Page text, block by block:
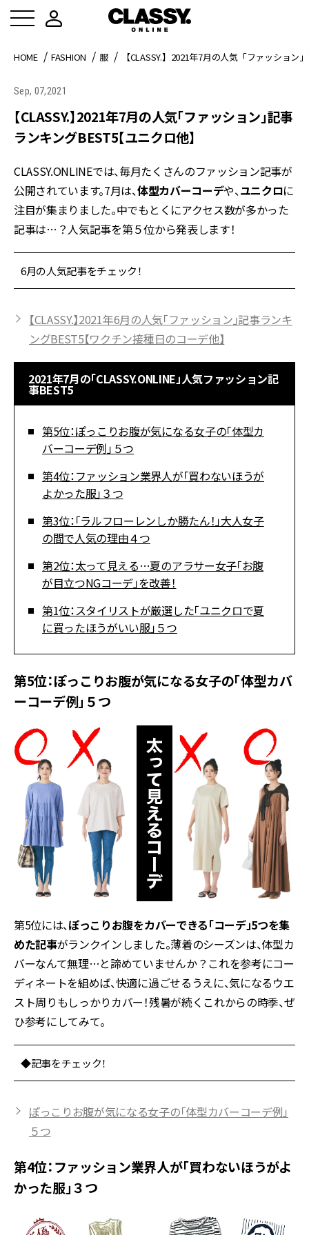
HOME FASHION 服 【CLASSY.】2021年7月の人気「ファッショ
Sep, 07,2021
【CLASSY.】2021年7月の人気「ファッション」記事
ランキングBEST5【ユニクロ他】
CLASSY.ONLINEでは、毎月たくさんのファッション記事が
公開されています。7月は、体型カバーコーデや、ユニクロに
注目が集まりました。中でもとくにアクセス数が多かった
記事は…？人気記事を第５位から発表します！
6月の人気記事をチェック！
【CLASSY.】2021年6月の人気「ファッション」記事ランキ
ングBEST5【ワクチン接種日のコーデ他】
2021年7月の「CLASSY.ONLINE」人気ファッション記
事BEST5
第5位：ぽっこりお腹が気になる女子の「体型カ
バーコーデ例」５つ
第4位：ファッション業界人が「買わないほうが
よかった服」３つ
第3位：「ラルフローレンしか勝たん！」大人女子
の間で人気の理由４つ
第2位：太って見える…夏のアラサー女子「お腹
が目立つNGコーデ」を改善！
第1位：スタイリストが厳選した「ユニクロで夏
に買ったほうがいい服」５つ
第5位：ぽっこりお腹が気になる女子の「体型カバ
ーコーデ例」５つ
第5位には、ぽっこりお腹をカバーできる「コーデ」5つを集
めた記事がランクインしました。薄着のシーズンは、体型カ
バーなんて無理…と諦めていませんか？これを参考にコー
ディネートを組めば、快適に過ごせるうえに、気になるウエ
スト周りもしっかりカバー！残暑が続くこれからの時季、ぜ
ひ参考にしてみて。
◆記事をチェック！
ぽっこりお腹が気になる女子の「体型カバーコーデ例」
５つ
第4位：ファッション業界人が「買わないほうがよ
かった服」３つ